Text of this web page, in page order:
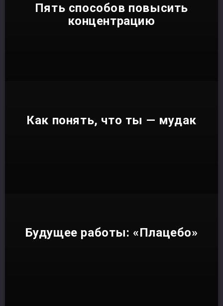
Пять способов повысить
концентрацию
Как понять, что ты — мудак
Будущее работы: «Плацебо»